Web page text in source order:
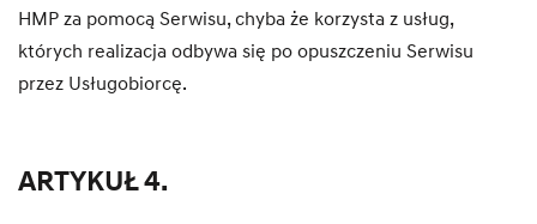
HMP za pomocą Serwisu, chyba że korzysta z usług,
których realizacja odbywa się po opuszczeniu Serwisu
przez Usługobiorcę.
ARTYKUŁ 4.